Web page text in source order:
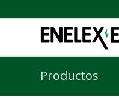
Productos